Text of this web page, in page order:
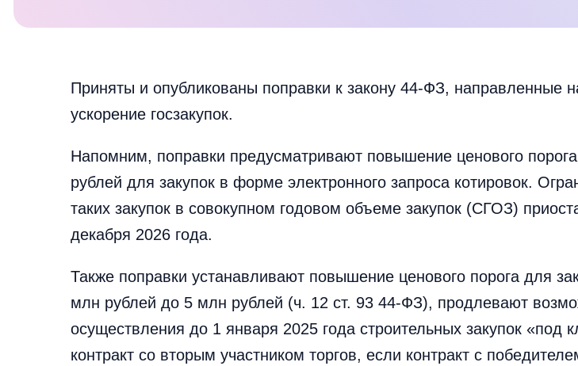
Приняты и опубликованы поправки к закону 44-ФЗ, направленные
ускорение госзакупок.
Напомним, поправки предусматривают повышение ценового
рублей для закупок в форме электронного запроса котировок.
таких закупок в совокупном годовом объеме закупок (СГОЗ)
декабря 2026 года.
Также поправки устанавливают повышение ценового порога для
млн рублей до 5 млн рублей (ч. 12 ст. 93 44-ФЗ), продлевают
осуществления до 1 января 2025 года строительных закупок «под
контракт со вторым участником торгов, если контракт с